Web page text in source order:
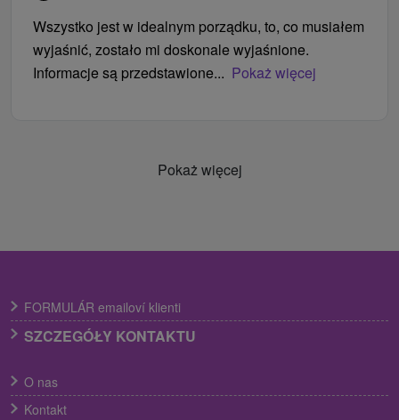
Wszystko jest w idealnym porządku, to, co musiałem
wyjaśnić, zostało mi doskonale wyjaśnione.
Informacje są przedstawione... Pokaż więcej
Pokaż więcej
FORMULÁR emailoví klienti
SZCZEGÓŁY KONTAKTU
O nas
Kontakt